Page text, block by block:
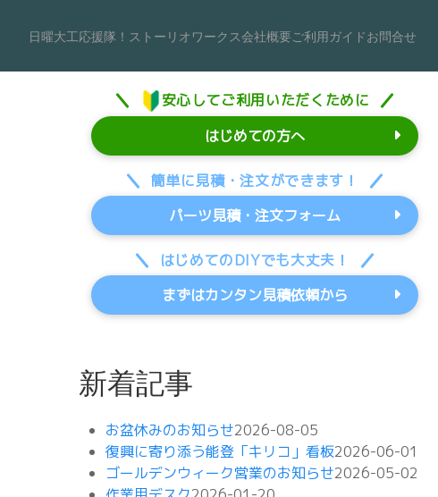
日曜大工応援隊！ ストーリオワークス会社概要ご利用ガイドお問合せ
安心してご利用いただくために
はじめての方へ
簡単に見積・注文ができます！
パーツ見積・注文フォーム
はじめてのDIYでも大丈夫！
まずはカンタン見積依頼から
新着記事
お盆休みのお知らせ2026-08-05
復興に寄り添う能登「キリコ」看板2026-06-01
ゴールデンウィーク営業のお知らせ2026-05-02